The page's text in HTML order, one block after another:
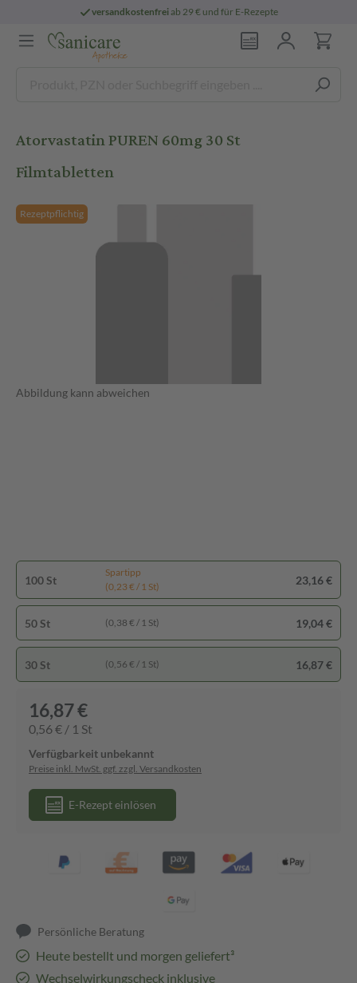
versandkostenfreiab 29 € und für E-Rezepte
Atorvastatin PUREN 60mg 30 St
Filmtabletten
Rezeptpflichtig
Abbildung kann abweichen
100 St
Spartipp
(0,23 € / 1 St)
23,16 €
50 St (0,38 € / 1 St) 19,04 €
30 St (0,56 € / 1 St) 16,87 €
16,87 €
0,56 € / 1 St
Verfügbarkeit unbekannt
Preise inkl. MwSt. ggf. zzgl. Versandkosten
E-Rezept einlösen
Persönliche Beratung
Heute bestellt und morgen geliefert³
Wechselwirkungscheck inklusive